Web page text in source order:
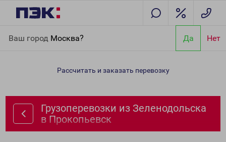
Ваш город Москва? Да Нет
Прокопьевск
Рассчитать и заказать перевозку
Грузоперевозки из Зеленодольска
в Прокопьевск